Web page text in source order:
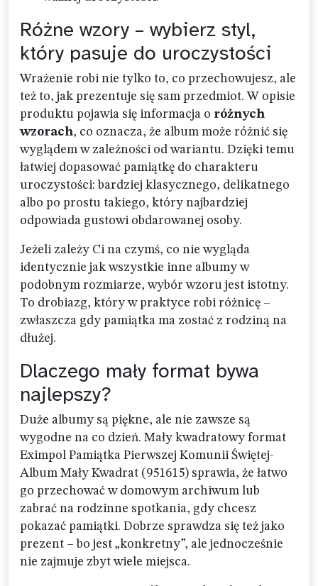
Różne wzory – wybierz styl,
który pasuje do uroczystości
Wrażenie robi nie tylko to, co przechowujesz, ale
też to, jak prezentuje się sam przedmiot. W opisie
produktu pojawia się informacja o różnych
wzorach, co oznacza, że album może różnić się
wyglądem w zależności od wariantu. Dzięki temu
łatwiej dopasować pamiątkę do charakteru
uroczystości: bardziej klasycznego, delikatnego
albo po prostu takiego, który najbardziej
odpowiada gustowi obdarowanej osoby.
Jeżeli zależy Ci na czymś, co nie wygląda
identycznie jak wszystkie inne albumy w
podobnym rozmiarze, wybór wzoru jest istotny.
To drobiazg, który w praktyce robi różnicę –
zwłaszcza gdy pamiątka ma zostać z rodziną na
dłużej.
Dlaczego mały format bywa
najlepszy?
Duże albumy są piękne, ale nie zawsze są
wygodne na co dzień. Mały kwadratowy format
Eximpol Pamiątka Pierwszej Komunii Świętej-
Album Mały Kwadrat (951615) sprawia, że łatwo
go przechować w domowym archiwum lub
zabrać na rodzinne spotkania, gdy chcesz
pokazać pamiątki. Dobrze sprawdza się też jako
prezent – bo jest „konkretny”, ale jednocześnie
nie zajmuje zbyt wiele miejsca.